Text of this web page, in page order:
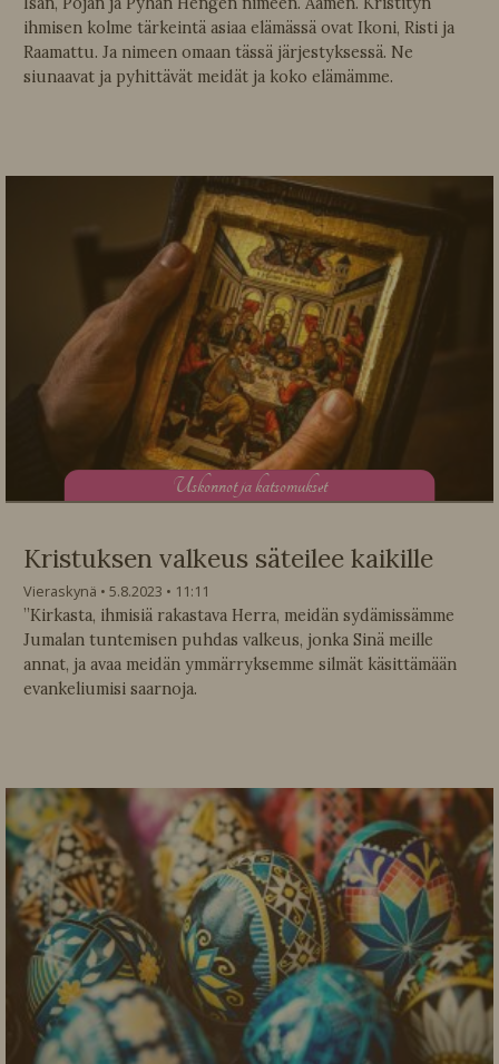
ihmisen kolme tärkeintä asiaa elämässä ovat Ikoni, Risti ja
Raamattu. Ja nimeen omaan tässä järjestyksessä. Ne
siunaavat ja pyhittävät meidät ja koko elämämme.
Uskonnot ja katsomukset
Kristuksen valkeus säteilee kaikille
Vieraskynä 5.8.2023
11:11
”Kirkasta, ihmisiä rakastava Herra, meidän sydämissämme
Jumalan tuntemisen puhdas valkeus, jonka Sinä meille
annat, ja avaa meidän ymmärryksemme silmät käsittämään
evankeliumisi saarnoja.